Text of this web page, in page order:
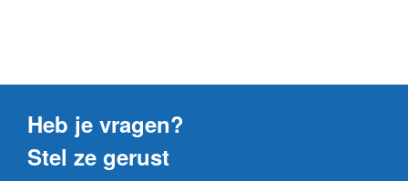
Heb je vragen?
Stel ze gerust